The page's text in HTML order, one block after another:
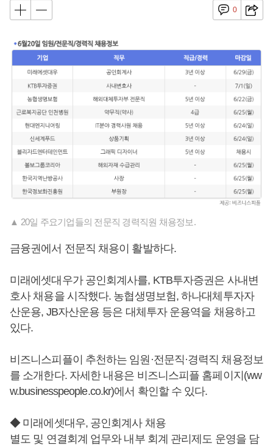
0
▲ 20일 주요기업들의 전문직 경력직원 채용정보.
금융권에서 전문직 채용이 활발하다.
미래에셋대우가 공인회계사를, KTB투자증권은 사내변
호사 채용을 시작했다. 농협생명보험, 하나대체투자자
산운용, JB자산운용 등은 대체투자 운용역을 채용하고
있다.
비즈니스피플이 추천하는 임원·전문직·경력직 채용정보
를 소개한다. 자세한 내용은 비즈니스피플 홈페이지(ww
w.businesspeople.co.kr)에서 확인할 수 있다.
◆ 미래에셋대우, 공인회계사 채용
별도 및 연결회계 업무와 내부 회계 관리제도 운영을 담